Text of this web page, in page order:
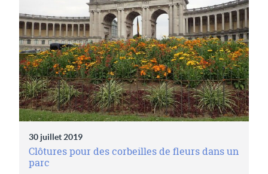
30 juillet 2019
Clôtures pour des corbeilles de fleurs dans un
parc